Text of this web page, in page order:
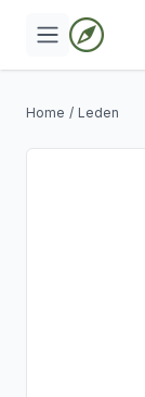
Home / Leden